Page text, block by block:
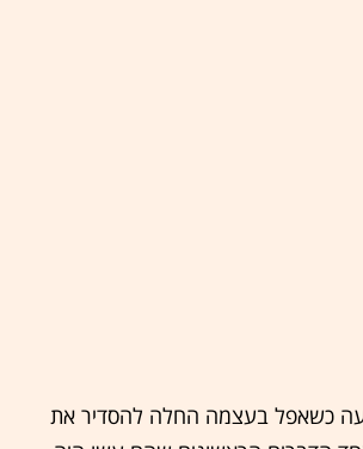
כשאפל בעצמה החלה להסדיר את